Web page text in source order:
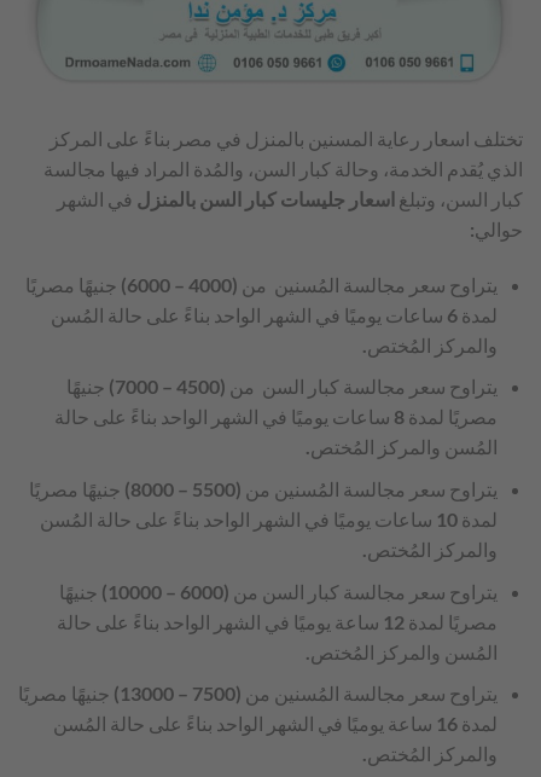
تختلف اسعار رعاية المسنين بالمنزل في مصر بناءً على المركز
الذي يُقدم الخدمة، وحالة كبار السن، والمُدة المراد فيها مجالسة
كبار السن، وتبلغ اسعار جليسات كبار السن بالمنزل في الشهر
حوالي:
يتراوح سعر مجالسة المُسنين من (4000 – 6000) جنيهًا مصريًا
لمدة 6 ساعات يوميًا في الشهر الواحد بناءً على حالة المُسن
والمركز المُختص.
يتراوح سعر مجالسة كبار السن من (4500 – 7000) جنيهًا
مصريًا لمدة 8 ساعات يوميًا في الشهر الواحد بناءً على حالة
المُسن والمركز المُختص.
يتراوح سعر مجالسة المُسنين من (5500 – 8000) جنيهًا مصريًا
لمدة 10 ساعات يوميًا في الشهر الواحد بناءً على حالة المُسن
والمركز المُختص.
يتراوح سعر مجالسة كبار السن من (6000 – 10000) جنيهًا
مصريًا لمدة 12 ساعة يوميًا في الشهر الواحد بناءً على حالة
المُسن والمركز المُختص.
يتراوح سعر مجالسة المُسنين من (7500 – 13000) جنيهًا مصريًا
لمدة 16 ساعة يوميًا في الشهر الواحد بناءً على حالة المُسن
والمركز المُختص.